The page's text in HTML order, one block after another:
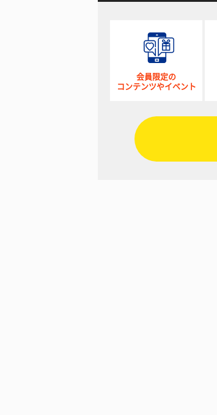
会員限定の
コンテンツやイベント